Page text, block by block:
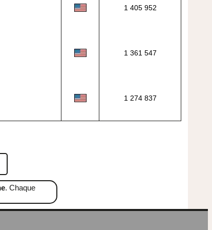
1 405 952
1 361 547
1 274 837
. Chaque